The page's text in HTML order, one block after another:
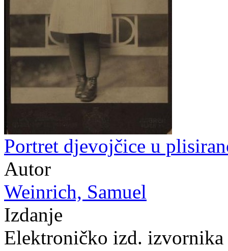
Portret djevojčice u
Autor
Weinrich, Samuel
Izdanje
Elektroničko izd. izvornika